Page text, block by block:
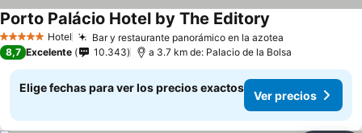
5 Estrellas Hotel Bar y restaurante panorámico en la azotea
Porto Palácio Hotel by The Editory
8,7 Excelente 10.343 a 3.7 km de: Palacio de la Bolsa
Elige fechas para ver los precios exactos
Ver precios